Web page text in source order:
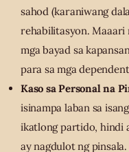
sahod (karaniwang
rehabilitasyon. Maaari
mga bayad sa
para sa mga
Kaso sa Personal na
isinampa laban sa
ikatlong partido, hindi
ay nagdulot ng